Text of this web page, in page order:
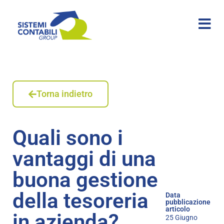
Torna indietro
Quali sono i
vantaggi di una
buona gestione
della tesoreria
Data
pubblicazione
articolo
25 Giugno